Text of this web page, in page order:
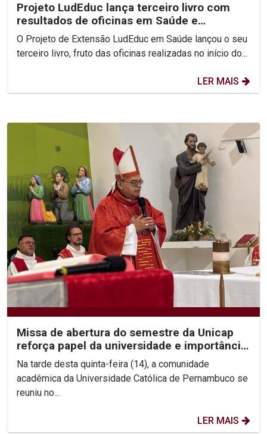
Projeto LudEduc lança terceiro livro com
resultados de oficinas em Saúde e
Educação
O Projeto de Extensão LudEduc em Saúde lançou o seu
terceiro livro, fruto das oficinas realizadas no início do...
LER MAIS
Missa de abertura do semestre da Unicap
reforça papel da universidade e importância
do perdão
Na tarde desta quinta-feira (14), a comunidade
acadêmica da Universidade Católica de Pernambuco se
reuniu no...
LER MAIS